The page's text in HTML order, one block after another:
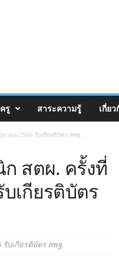
รู สาระความรู้ เกี่ยว
ยน 2566 รับเกียรติบัตร สพฐ.
สตผ. ครั้งที่
เกียรติบัตร
บเกียรติบัตร สพฐ.